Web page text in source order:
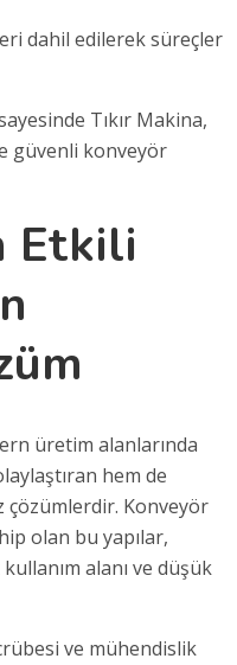
dahil edilerek süreçler
Tıkır Makina,
güvenli konveyör
Etkili
üretim alanlarında
hem de
çözümlerdir. Konveyör
olan bu yapılar,
alanı ve düşük
ve mühendislik